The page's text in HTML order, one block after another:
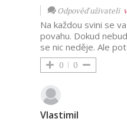
Odpověď uživateli
Na každou svini se
povahu. Dokud
se nic neděje. Ale
0 0
Vlastimil